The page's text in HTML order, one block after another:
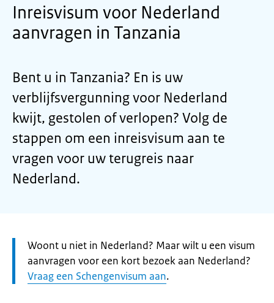
Inreisvisum voor Nederland
aanvragen in Tanzania
Bent u in Tanzania? En is uw
verblijfsvergunning voor Nederland
kwijt, gestolen of verlopen? Volg de
stappen om een inreisvisum aan te
vragen voor uw terugreis naar
Nederland.
Let
op:
Woont u niet in Nederland? Maar wilt u een visum
aanvragen voor een kort bezoek aan Nederland?
Vraag een Schengenvisum aan.